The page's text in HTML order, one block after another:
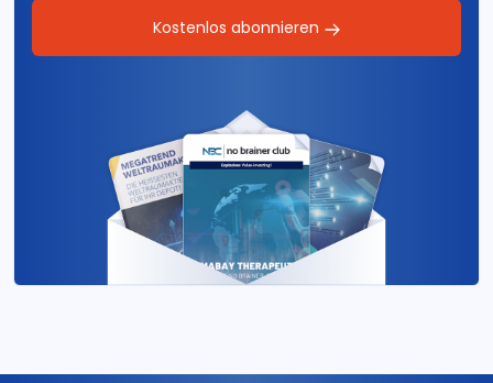
Kostenlos abonnieren